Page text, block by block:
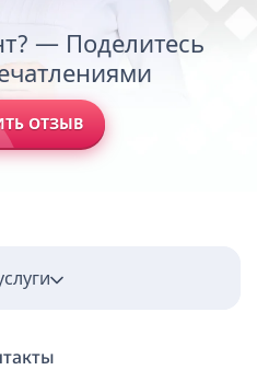
— Поделитесь
ОТЗЫВ